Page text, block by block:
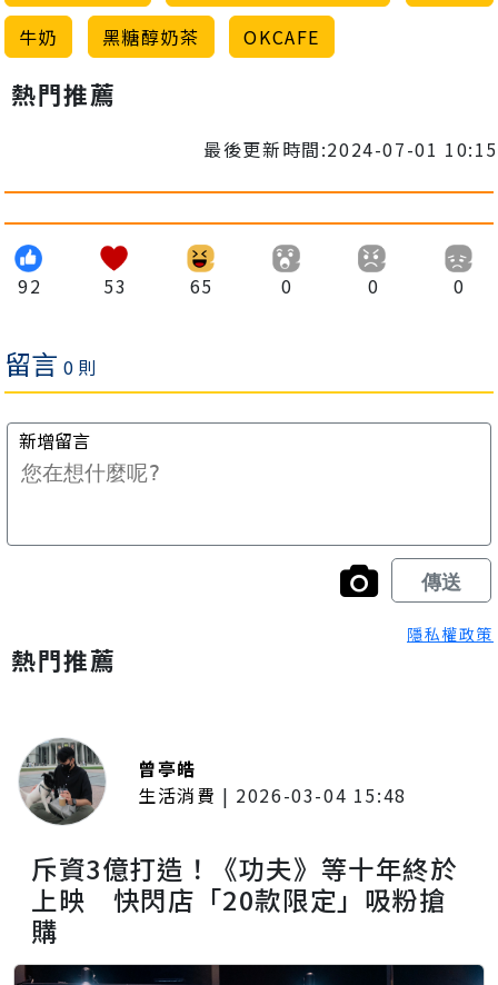
牛奶
黑糖醇奶茶 OKCAFE
熱門推薦
最後更新時間:2024-07-01 10:15
92 53 65 0 0 0
隱私權政策
熱門推薦
曾亭皓
生活消費 | 2026-03-04 15:48
斥資3億打造！《功夫》等十年終於
上映 快閃店「20款限定」吸粉搶
購